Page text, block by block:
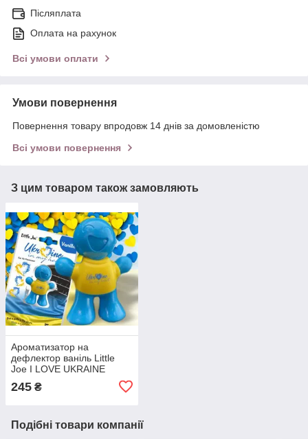
Післяплата
Оплата на рахунок
Всі умови оплати
Умови повернення
Повернення товару впродовж 14 днів за домовленістю
Всі умови повернення
З цим товаром також замовляють
Ароматизатор на
дефлектор ваніль Little
Joe I LOVE UKRAINE
245 ₴
Подібні товари компанії